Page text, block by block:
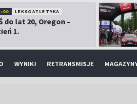
LEKKOATLETYKA
do lat 20, Oregon –
1.
WYNIKI RETRANSMISJE